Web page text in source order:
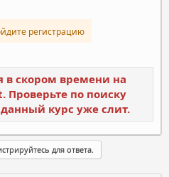
регистрацию
в скором времени на
по поиску
курс уже слит.
для ответа.